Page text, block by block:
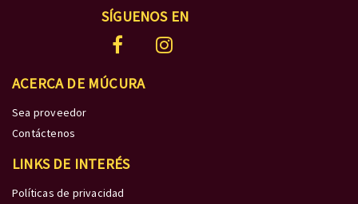
SÍGUENOS EN
ACERCA DE MÚCURA
Sea proveedor
Contáctenos
LINKS DE INTERÉS
Políticas de privacidad